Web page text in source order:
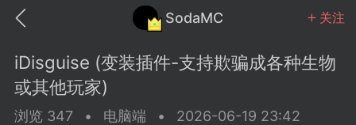
SodaMC 关注
iDisguise (变装插件-支持欺骗成各种生物
或其他玩家)
浏览 347 • 电脑端 • 2026-06-19 23:42